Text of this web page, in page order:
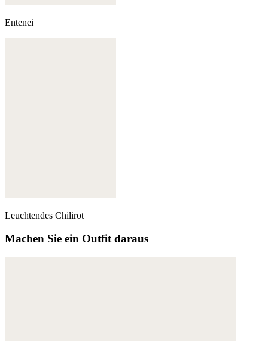
Entenei
Leuchtendes Chilirot
Machen Sie ein Outfit daraus